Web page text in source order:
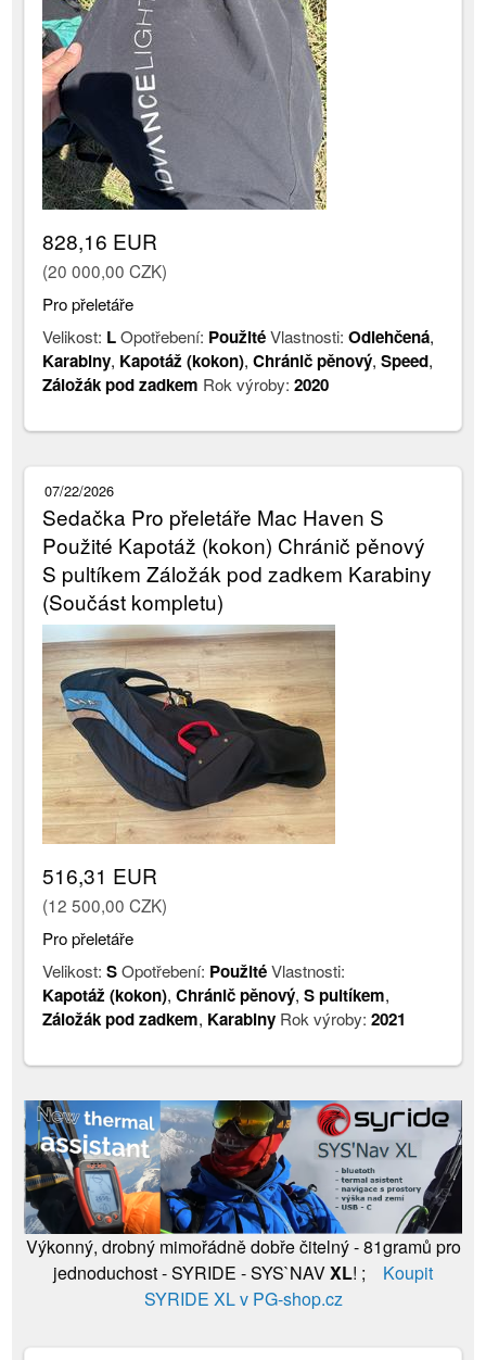
828,16 EUR
(20 000,00 CZK)
Pro přeletáře
Velikost: LOpotřebení: PoužitéVlastnosti:Odlehčená,
Karabiny, Kapotáž (kokon),Chránič pěnový,Speed,
Záložák pod zadkem Rok výroby:2020
07/22/2026
Sedačka Pro přeletáře Mac Haven S
Použité Kapotáž (kokon) Chránič pěnový
S pultíkem Záložák pod zadkem Karabiny
(Součást kompletu)
516,31 EUR
(12 500,00 CZK)
Pro přeletáře
Velikost:SOpotřebení: PoužitéVlastnosti:
Kapotáž (kokon),Chránič pěnový,S pultíkem,
Záložák pod zadkem, Karabiny Rok výroby:2021
Výkonný, drobný mimořádně dobře čitelný - 81gramů pro
jednoduchost - SYRIDE - SYS`NAVXL! ;
Koupit
SYRIDE XL v PG-shop.cz